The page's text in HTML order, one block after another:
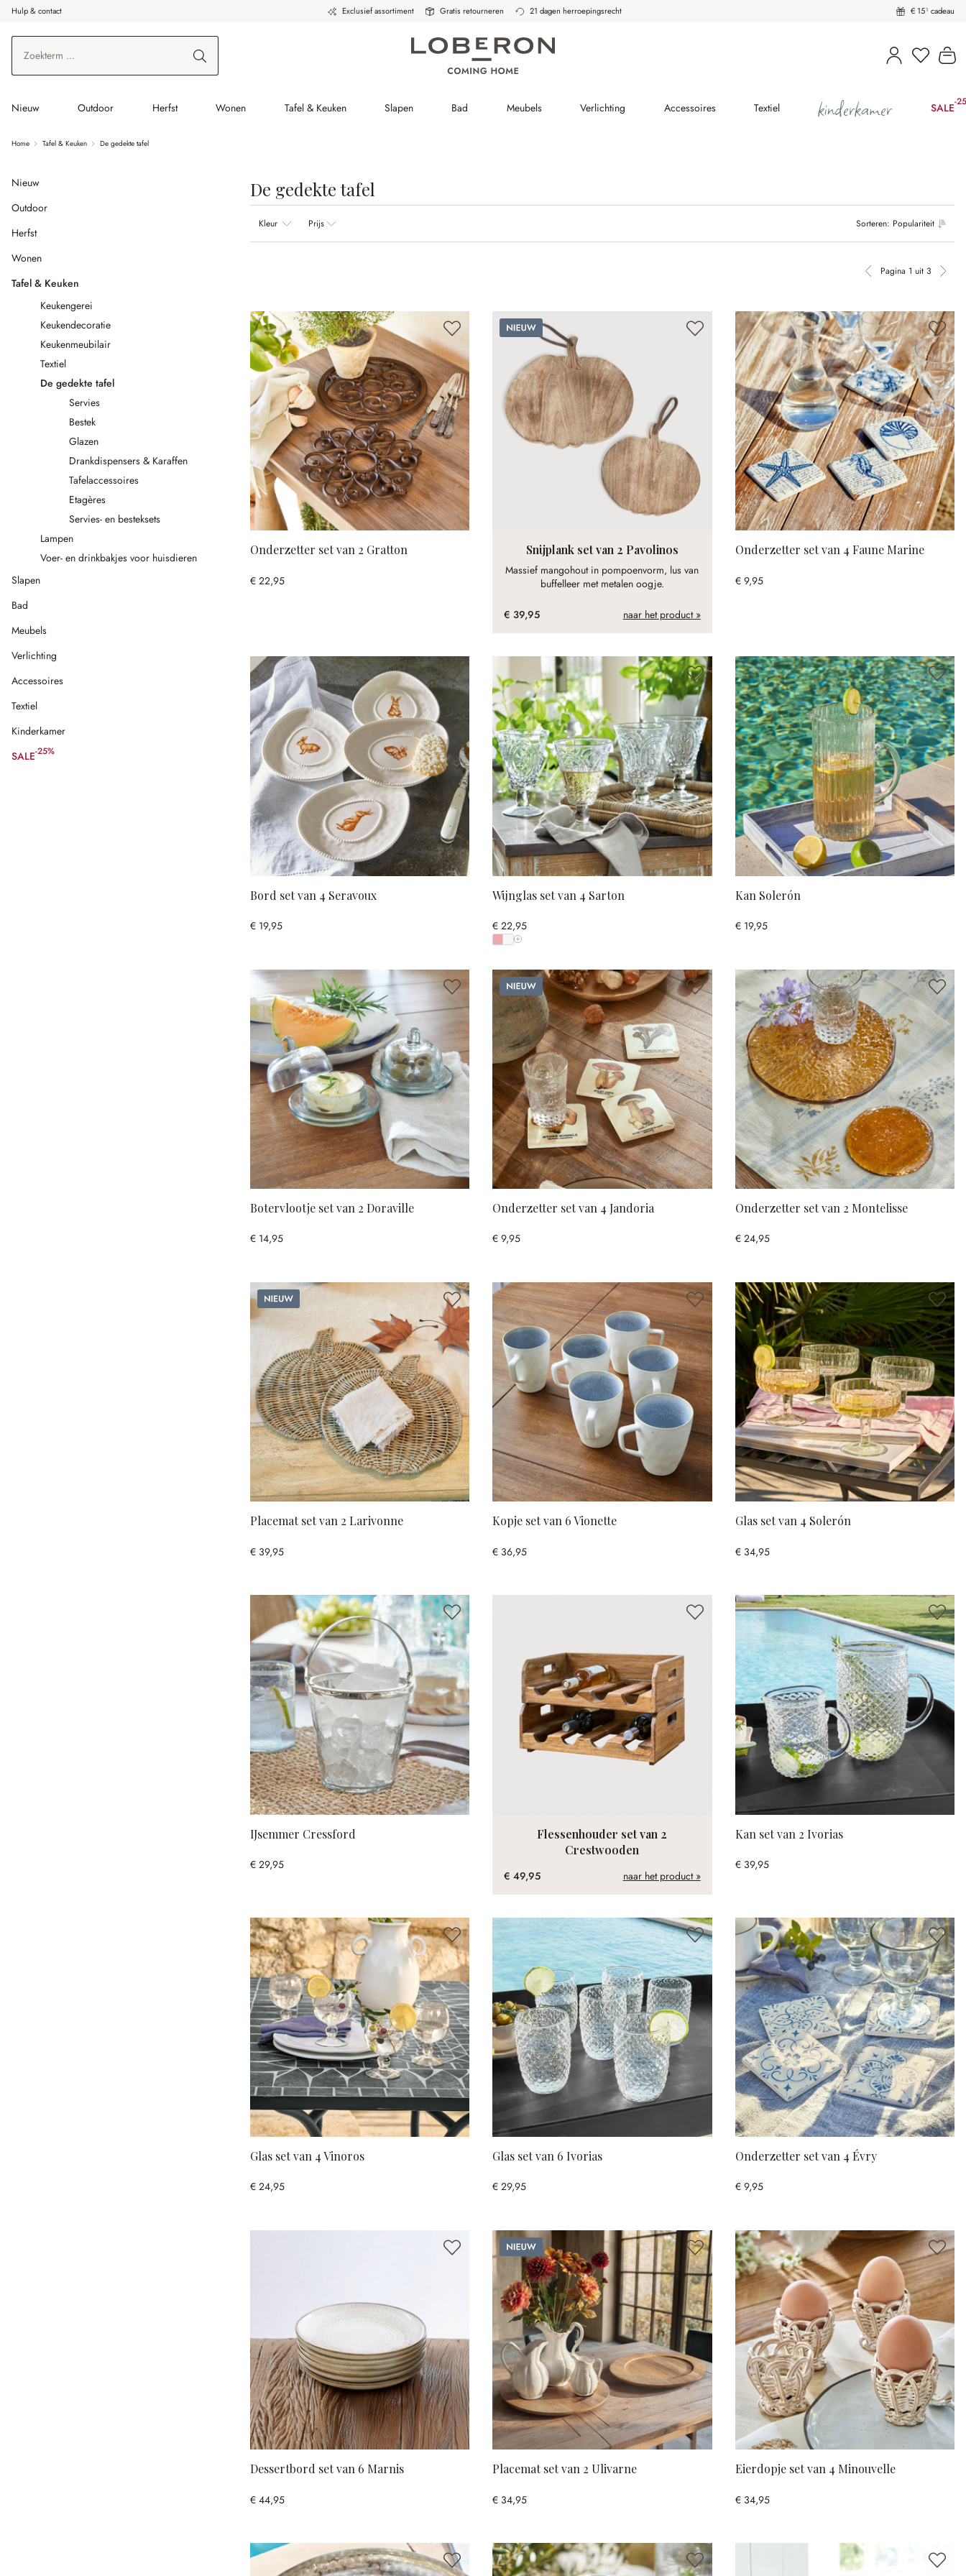
de hoofdinhoud
Ga naar zoeken
Ga naar de hoofdnavigatie
Hulp & contact Exclusief assortiment Gratis retourneren 21 dagen herroepingsrecht € 15¹ cadeau
Nieuw Outdoor Herfst Wonen Tafel & Keuken Slapen Bad Meubels Verlichting Accessoires Textiel kinderkamer SALE-
Home Tafel & Keuken De gedekte tafel
Nieuw
Outdoor
Herfst
Wonen
Tafel & Keuken
Keukengerei
Keukendecoratie
Keukenmeubilair
Textiel
De gedekte tafel
Servies
Bestek
Glazen
Drankdispensers & Karaffen
Tafelaccessoires
Etagères
Servies- en besteksets
Lampen
Voer- en drinkbakjes voor huisdieren
Slapen
Bad
Meubels
Verlichting
Accessoires
Textiel
Kinderkamer
SALE-25%
(25% gespart)
De gedekte tafel
Sorteren: Populariteit
Kleur Prijs
Pagina 1 uit 3
Onderzetter set van 2 Gratton
€ 22,95
Nieuw
Snijplank set van 2 Pavolinos
Massief mangohout in pompoenvorm, lus van
buffelleer met metalen oogje.
€ 39,95 naar het product »
Onderzetter set van 4 Faune Marine
€ 9,95
Bord set van 4 Seravoux
€ 19,95
Wijnglas set van 4 Sarton
€ 22,95
Kan Solerón
€ 19,95
Botervlootje set van 2 Doraville
€ 14,95
Nieuw
Onderzetter set van 4 Jandoria
€ 9,95
Onderzetter set van 2 Montelisse
€ 24,95
Nieuw
Placemat set van 2 Larivonne
€ 39,95
Kopje set van 6 Vionette
€ 36,95
Glas set van 4 Solerón
€ 34,95
IJsemmer Cressford
€ 29,95
Flessenhouder set van 2
Crestwooden
€ 49,95 naar het product »
Kan set van 2 Ivorias
€ 39,95
Glas set van 4 Vinoros
€ 24,95
Glas set van 6 Ivorias
€ 29,95
Onderzetter set van 4 Évry
€ 9,95
Dessertbord set van 6 Marnis
€ 44,95
Nieuw
Placemat set van 2 Ulivarne
€ 34,95
Eierdopje set van 4 Minouvelle
€ 34,95